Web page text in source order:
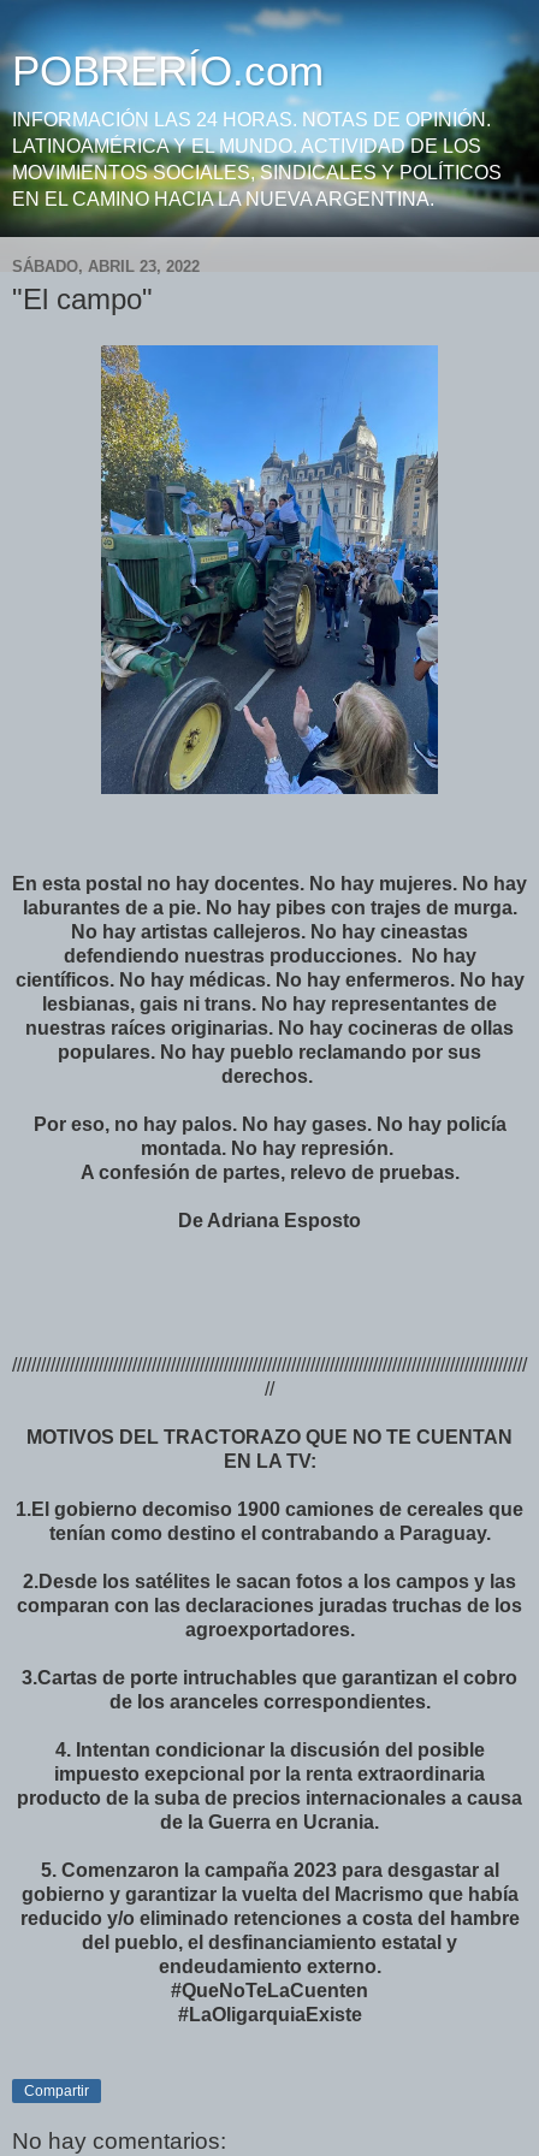
POBRERÍO.com
INFORMACIÓN LAS 24 HORAS. NOTAS DE OPINIÓN.
LATINOAMÉRICA Y EL MUNDO. ACTIVIDAD DE LOS
MOVIMIENTOS SOCIALES, SINDICALES Y POLÍTICOS
EN EL CAMINO HACIA LA NUEVA ARGENTINA.
SÁBADO, ABRIL 23, 2022
"El campo"
En esta postal no hay docentes. No hay mujeres. No hay
laburantes de a pie. No hay pibes con trajes de murga.
No hay artistas callejeros. No hay cineastas
defendiendo nuestras producciones. No hay
científicos. No hay médicas. No hay enfermeros. No hay
lesbianas, gais ni trans. No hay representantes de
nuestras raíces originarias. No hay cocineras de ollas
populares. No hay pueblo reclamando por sus
derechos.
Por eso, no hay palos. No hay gases. No hay policía
montada. No hay represión.
A confesión de partes, relevo de pruebas.
De Adriana Esposto
///////////////////////////////////////////////////////////////////////////////////////////////////////////
//
MOTIVOS DEL TRACTORAZO QUE NO TE CUENTAN
EN LA TV:
1.El gobierno decomiso 1900 camiones de cereales que
tenían como destino el contrabando a Paraguay.
2.Desde los satélites le sacan fotos a los campos y las
comparan con las declaraciones juradas truchas de los
agroexportadores.
3.Cartas de porte intruchables que garantizan el cobro
de los aranceles correspondientes.
4. Intentan condicionar la discusión del posible
impuesto exepcional por la renta extraordinaria
producto de la suba de precios internacionales a causa
de la Guerra en Ucrania.
5. Comenzaron la campaña 2023 para desgastar al
gobierno y garantizar la vuelta del Macrismo que había
reducido y/o eliminado retenciones a costa del hambre
del pueblo, el desfinanciamiento estatal y
endeudamiento externo.
#QueNoTeLaCuenten
#LaOligarquiaExiste
Compartir
No hay comentarios: